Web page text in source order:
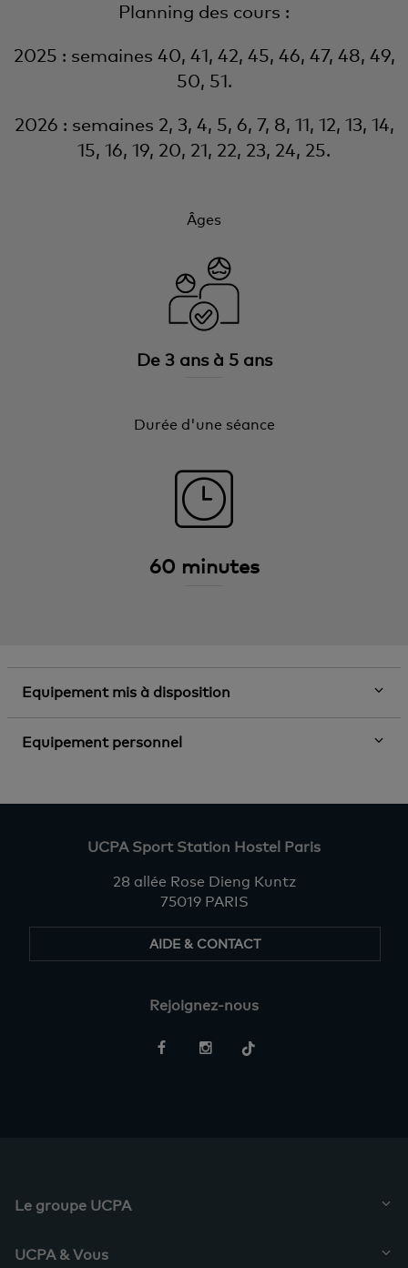
Planning des cours :
2025 : semaines 40, 41, 42, 45, 46, 47, 48, 49,
50, 51.
2026 : semaines 2, 3, 4, 5, 6, 7, 8, 11, 12, 13, 14,
15, 16, 19, 20, 21, 22, 23, 24, 25.
Âges
De 3 ans à 5 ans
Durée d'une séance
60 minutes
Equipement mis à disposition
Equipement personnel
UCPA Sport Station Hostel Paris
28 allée Rose Dieng Kuntz
75019 PARIS
AIDE & CONTACT
Rejoignez-nous
Le groupe UCPA
UCPA & Vous